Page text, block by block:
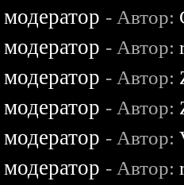
- Автор:
- Автор:
- Автор:
- Автор:
- Автор:
- Автор: